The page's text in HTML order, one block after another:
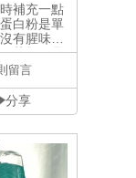
補充一點
白粉是單
有腥味
茶類飲品
下來，氣
試的朋朋
訂購
美周報#美
#實測鑑
價
留言
分享